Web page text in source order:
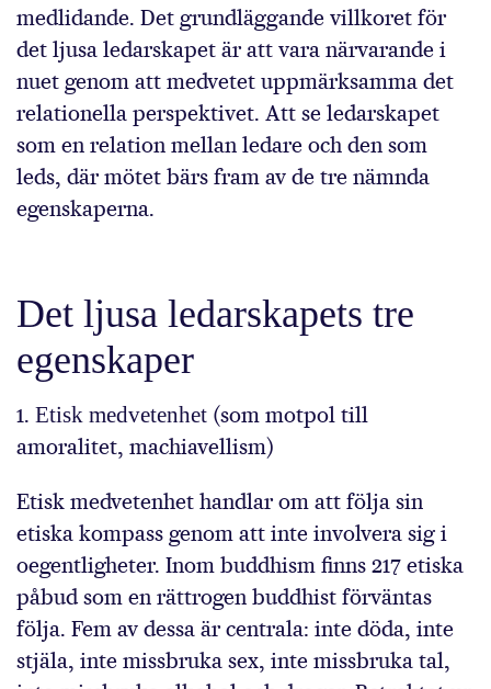
medlidande. Det grundläggande villkoret för
det ljusa ledarskapet är att vara närvarande i
nuet genom att medvetet uppmärksamma det
relationella perspektivet. Att se ledarskapet
som en relation mellan ledare och den som
leds, där mötet bärs fram av de tre nämnda
egenskaperna.
Det ljusa ledarskapets tre
egenskaper
1. Etisk medvetenhet (som motpol till
amoralitet, machiavellism)
Etisk medvetenhet handlar om att följa sin
etiska kompass genom att inte involvera sig i
oegentligheter. Inom buddhism finns 217 etiska
påbud som en rättrogen buddhist förväntas
följa. Fem av dessa är centrala: inte döda, inte
stjäla, inte missbruka sex, inte missbruka tal,